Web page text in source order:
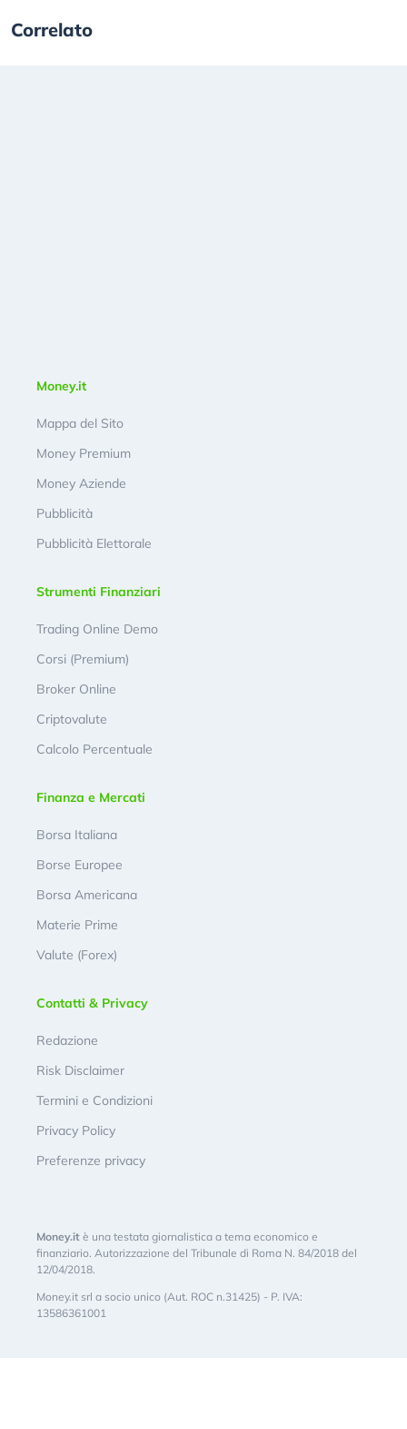
Correlato
Money.it
Mappa del Sito
Money Premium
Money Aziende
Pubblicità
Pubblicità Elettorale
Strumenti Finanziari
Trading Online Demo
Corsi (Premium)
Broker Online
Criptovalute
Calcolo Percentuale
Finanza e Mercati
Borsa Italiana
Borse Europee
Borsa Americana
Materie Prime
Valute (Forex)
Contatti & Privacy
Redazione
Risk Disclaimer
Termini e Condizioni
Privacy Policy
Preferenze privacy
Money.it è una testata giornalistica a tema economico e
finanziario. Autorizzazione del Tribunale di Roma N. 84/2018 del
12/04/2018.
Money.it srl a socio unico (Aut. ROC n.31425) - P. IVA:
13586361001